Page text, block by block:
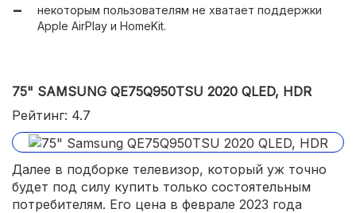
динамикам;
некоторым пользователям не хватает поддержки
Apple AirPlay и HomeKit.
75" SAMSUNG QE75Q950TSU 2020 QLED, HDR
Рейтинг: 4.7
Далее в подборке телевизор, который уж точно
будет под силу купить только состоятельным
потребителям. Его цена в феврале 2023 года